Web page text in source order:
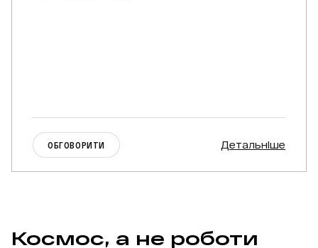
ОБГОВОРИТИ Детальніше
Космос, а не роботи